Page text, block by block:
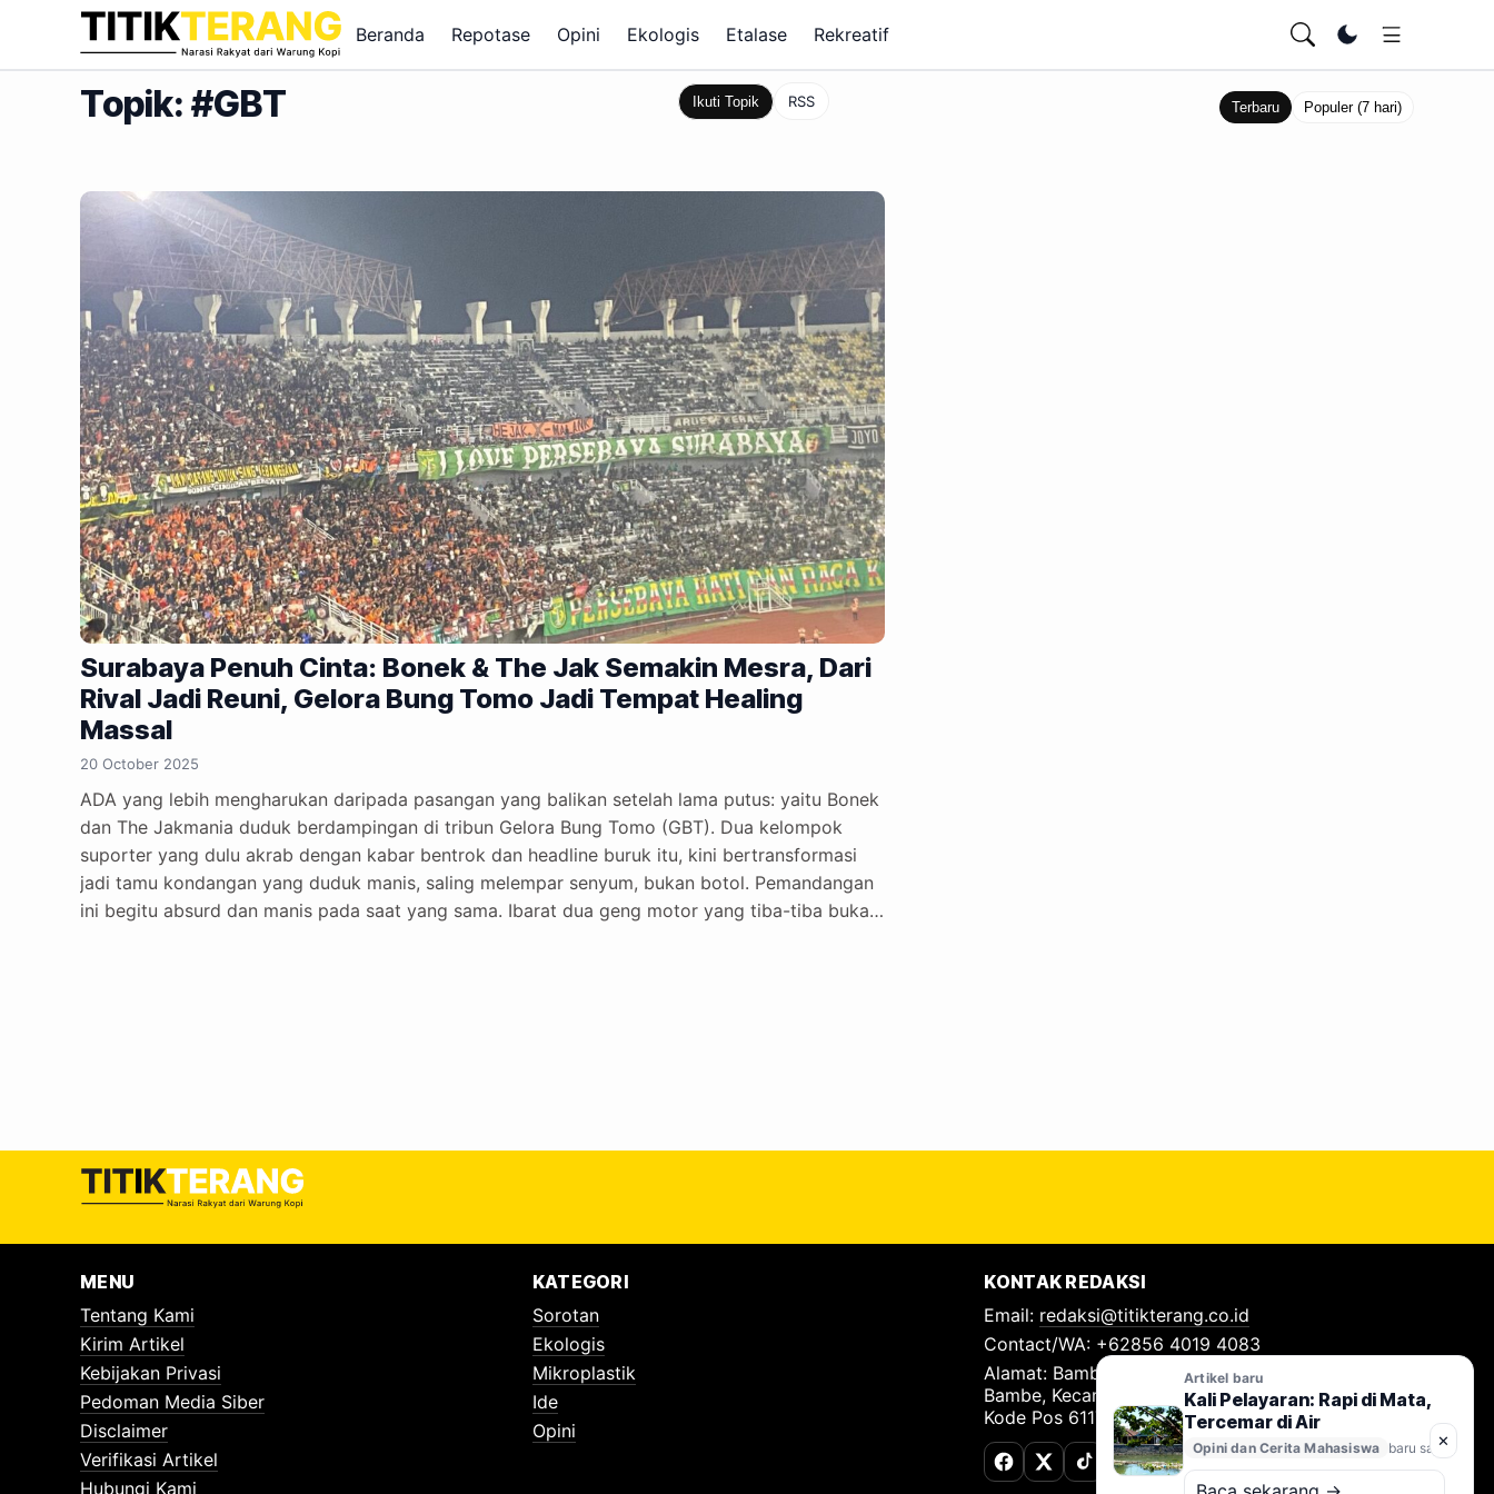
Lewati ke konten
Beranda
Repotase Opini Ekologis Etalase Rekreatif Ubah tema
Topik: #GBT Ikuti Topik RSS Terbaru Populer (7 hari)
Surabaya Penuh Cinta: Bonek & The Jak Semakin Mesra, Dari
Rival Jadi Reuni, Gelora Bung Tomo Jadi Tempat Healing
Massal
20 October 2025
ADA yang lebih mengharukan daripada pasangan yang balikan setelah lama putus: yaitu Bonek
dan The Jakmania duduk berdampingan di tribun Gelora Bung Tomo (GBT). Dua kelompok
suporter yang dulu akrab dengan kabar bentrok dan headline buruk itu, kini bertransformasi
jadi tamu kondangan yang duduk manis, saling melempar senyum, bukan botol. Pemandangan
ini begitu absurd dan manis pada saat yang sama. Ibarat dua geng motor yang tiba-tiba buka
MENU
Tentang Kami
Kirim Artikel
Kebijakan Privasi
Pedoman Media Siber
Disclaimer
Verifikasi Artikel
Hubungi Kami
KATEGORI
Sorotan
Ekologis
Mikroplastik
Ide
Opini
KONTAK REDAKSI
Email: redaksi@titikterang.co.id
Contact/WA: +62856 4019 4083
Alamat: Bambe Nomor 115, RT 009 RW 009, Desa
Bambe, Kecamatan Driyorejo, Kabupaten Gresik,
Kode Pos 61177
FacebookX (Twitter)
TikTok
Artikel baru
Kali Pelayaran: Rapi di Mata,
Tercemar di Air
Opini dan Cerita Mahasiswa baru saja
✕